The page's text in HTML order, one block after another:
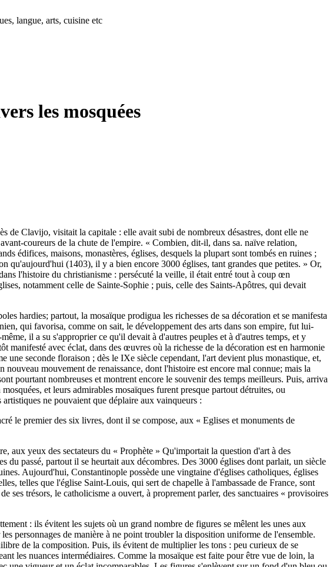
langue, arts, cuisine etc
les mosquées
de Clavijo, visitait la capitale : elle avait subi de nombreux désastres, dont elle ne
coureurs de la chute de l'empire. « Combien, dit-il, dans sa. naïve relation,
édifices, maisons, monastères, églises, desquels la plupart sont tombés en ruines ;
qu'aujourd'hui (1403), il y a bien encore 3000 églises, tant grandes que petites. » Or,
l'histoire du christianisme : persécuté la veille, il était entré tout à coup œn
notamment celle de Sainte-Sophie ; puis, celle des Saints-Apôtres, qui devait
hardies; partout, la mosaïque prodigua les richesses de sa décoration et se manifesta
qui favorisa, comme on sait, le développement des arts dans son empire, fut lui-
il a su s'approprier ce qu'il devait à d'autres peuples et à d'autres temps, et y
manifesté avec éclat, dans des œuvres où la richesse de la décoration est en harmonie
seconde floraison ; dès le IXe siècle cependant, l'art devient plus monastique, et,
mouvement de renaissance, dont l'histoire est encore mal connue; mais la
pourtant nombreuses et montrent encore le souvenir des temps meilleurs. Puis, arriva
et leurs admirables mosaïques furent presque partout détruites, ou
ne pouvaient que déplaire aux vainqueurs :
le premier des six livres, dont il se compose, aux « Eglises et monuments de
aux yeux des sectateurs du « Prophète » Qu'importait la question d'art à des
passé, partout il se heurtait aux décombres. Des 3000 églises dont parlait, un siècle
Aujourd'hui, Constantinople possède une vingtaine d'églises catholiques, églises
telles que l'église Saint-Louis, qui sert de chapelle à l'ambassade de France, sont
trésors, le catholicisme a ouvert, à proprement parler, des sanctuaires « provisoires
: ils évitent les sujets où un grand nombre de figures se mêlent les unes aux
personnages de manière à ne point troubler la disposition uniforme de l'ensemble.
de la composition. Puis, ils évitent de multiplier les tons : peu curieux de se
les nuances intermédiaires. Comme la mosaïque est faite pour être vue de loin, la